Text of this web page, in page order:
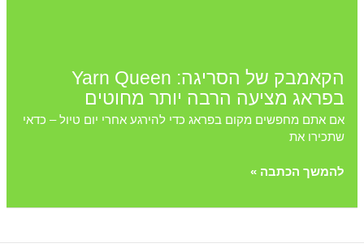
הקאמבק של הסריגה: Yarn Queen
בפראג מציעה הרבה יותר מחוטים
אם אתם מחפשים מקום בפראג כדי להירגע אחרי יום טיול – כדאי
שתכירו את
הקאמבק
הסריגה:
להמשך הכתבה »